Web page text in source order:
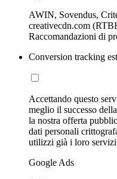
AWIN, Sovendus,
creativecdn.com
Raccomandazioni di
Conversion tracking
Accettando questo
meglio il successo
la nostra offerta
dati personali
utilizzi già i loro
Google Ads